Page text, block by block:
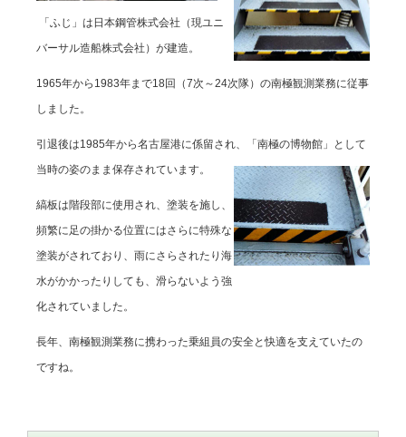
「ふじ」は日本鋼管株式会社（現ユニ
バーサル造船株式会社）が建造。
1965年から1983年まで18回（7次～24次隊）の南極観測業務に従事
しました。
引退後は1985年から名古屋港に係留され、「南極の博物館」として
当時の姿のまま保存されています。
縞板は階段部に使用され、塗装を施し、
頻繁に足の掛かる位置にはさらに特殊な
塗装がされており、雨にさらされたり海
水がかかったりしても、滑らないよう強
化されていました。
長年、南極観測業務に携わった乗組員の安全と快適を支えていたの
ですね。